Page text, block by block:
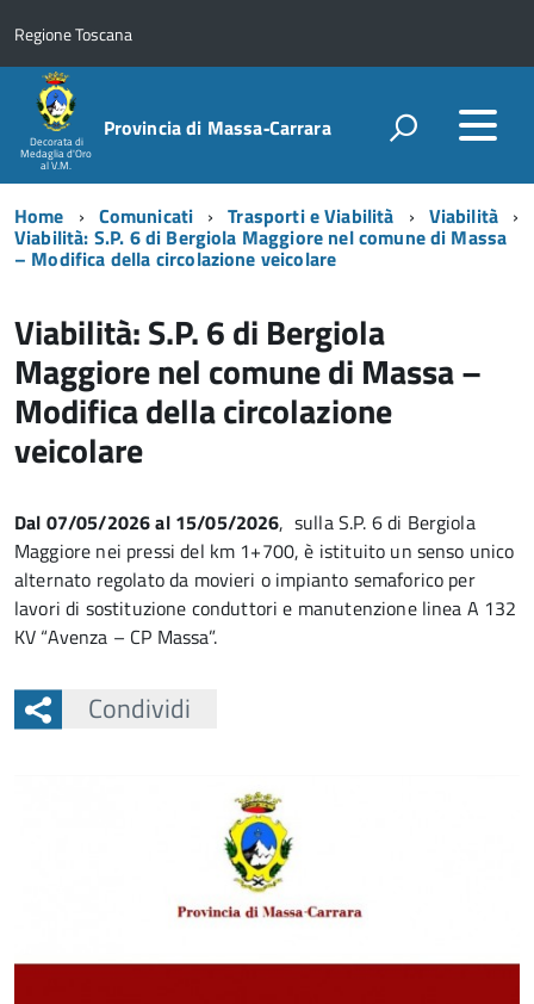
Regione Toscana
Decorata di
Medaglia d'Oro
al V.M.
Provincia di Massa‑Carrara
Home Comunicati Trasporti e Viabilità Viabilità
Viabilità: S.P. 6 di Bergiola Maggiore nel comune di Massa
– Modifica della circolazione veicolare
Viabilità: S.P. 6 di Bergiola
Maggiore nel comune di Massa –
Modifica della circolazione
veicolare
Dal 07/05/2026 al 15/05/2026, sulla S.P. 6 di Bergiola
Maggiore nei pressi del km 1+700, è istituito un senso unico
alternato regolato da movieri o impianto semaforico per
lavori di sostituzione conduttori e manutenzione linea A 132
KV “Avenza – CP Massa”.
Condividi